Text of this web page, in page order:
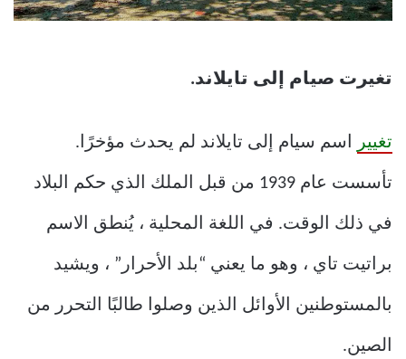
تغيرت صيام إلى تايلاند.
تغيير اسم سيام إلى تايلاند لم يحدث مؤخرًا.
تأسست عام 1939 من قبل الملك الذي حكم البلاد
في ذلك الوقت. في اللغة المحلية ، يُنطق الاسم
براتيت تاي ، وهو ما يعني “بلد الأحرار” ، ويشيد
بالمستوطنين الأوائل الذين وصلوا طالبًا التحرر من
الصين.